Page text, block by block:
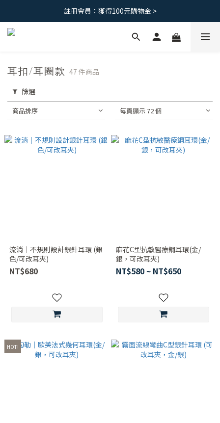
免運優惠｜台灣滿 1500 ，港澳滿2500
註冊會員：獲得100元購物金 >
免運優惠｜台灣滿 1500 ，港澳滿2500
耳扣/耳圈款 47 件商品
篩選
商品排序 每頁顯示 72 個
流淌｜不規則設計銀針耳環 (銀
色/可改耳夾)
NT$680
麻花C型抗敏醫療鋼耳環(金/
銀，可改耳夾)
NT$580 ~ NT$650
HOT!